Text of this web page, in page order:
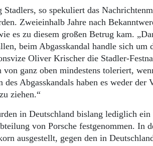
Stadlers, so spekuliert das
Zweieinhalb Jahre nach
es zu diesem großen Betrug kam.
beim Abgasskandal handle sich
Oliver Krischer die Stadler-
von ganz oben mindestens toleriert,
des Abgasskandals haben es weder
ziehen.“
in Deutschland bislang lediglich
von Porsche festgenommen. In
ausgestellt, gegen den in